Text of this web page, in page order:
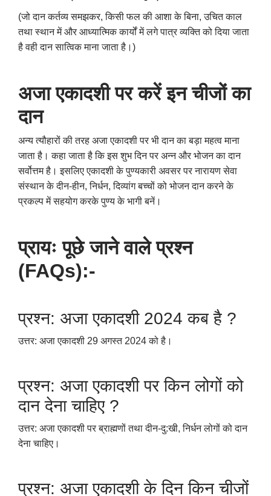
(जो दान कर्तव्य समझकर,किसी फल की आशा के बिना,उचित काल
तथा स्थान में और आध्यात्मिक कार्यों में लगे पात्र व्यक्ति को दिया जाता
है वही दान सात्विक माना जाता है।)
अजा एकादशी पर करें इन चीजों का
दान
अन्य त्यौहारों की तरह अजा एकादशी पर भी दान का बड़ा महत्व माना
जाता है। कहा जाता है कि इस शुभ दिन पर अन्न और भोजन का दान
सर्वोत्तम है। इसलिए एकादशी के पुण्यकारी अवसर पर नारायण सेवा
संस्थान के दीन-हीन,निर्धन,दिव्यांग बच्चों को भोजन दान करने के
प्रकल्प में सहयोग करके पुण्य के भागी बनें।
प्रायः पूछे जाने वाले प्रश्न
(FAQs):-
प्रश्न: अजा एकादशी 2024 कब है ?
उत्तर: अजा एकादशी 29 अगस्त 2024 को है।
प्रश्न: अजा एकादशी पर किन लोगों को
दान देना चाहिए ?
उत्तर: अजा एकादशी पर ब्राह्मणों तथा दीन-दु:खी,निर्धन लोगों को दान
देना चाहिए।
प्रश्न: अजा एकादशी के दिन किन चीजों